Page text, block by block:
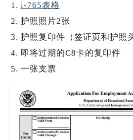
i-765表格
护照照片2张
护照复印件（签证页和护照
即将过期的C8卡的复印件
一张支票